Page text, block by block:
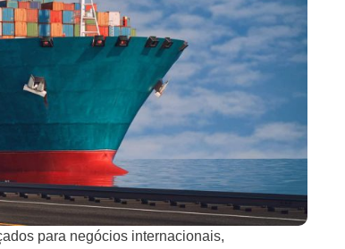
para negócios internacionais,